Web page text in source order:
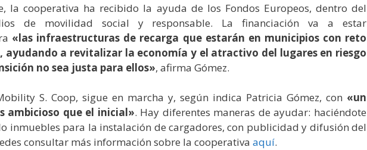
la cooperativa ha recibido la ayuda de los Fondos Europeos, dentro del
de movilidad social y responsable. La financiación va a estar
«las infraestructuras de recarga que estarán en municipios con reto
ayudando a revitalizar la economía y el atractivo del lugares en riesgo
no sea justa para ellos», afirma Gómez.
S. Coop, sigue en marcha y, según indica Patricia Gómez, con «un
ambicioso que el inicial». Hay diferentes maneras de ayudar: haciéndote
inmuebles para la instalación de cargadores, con publicidad y difusión del
consultar más información sobre la cooperativa aquí.